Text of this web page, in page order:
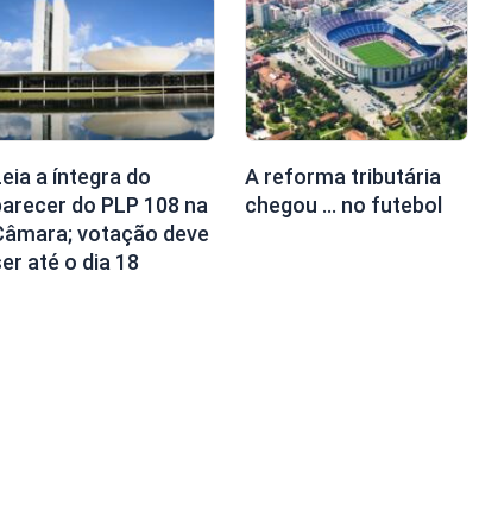
a íntegra do
do PLP 108 na
votação deve
até o dia 18
A reforma tributária
chegou … no futebol